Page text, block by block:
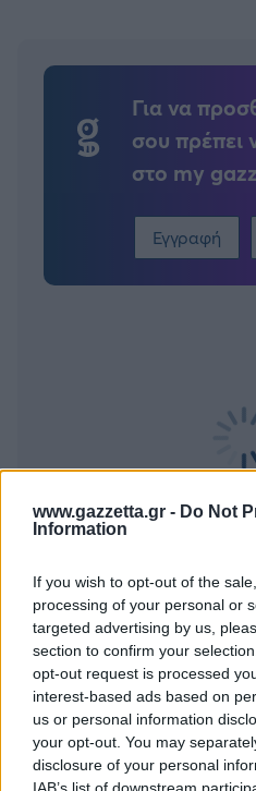
www.gazzetta.gr - Do Not
Information
If you wish to opt-out of the
processing of your personal or
targeted advertising by us,
section to confirm your
opt-out request is processed
interest-based ads based on
us or personal information
your opt-out. You may
disclosure of your personal
Για να
σου πρέπει
στο my
Εγγραφή
BEST OF